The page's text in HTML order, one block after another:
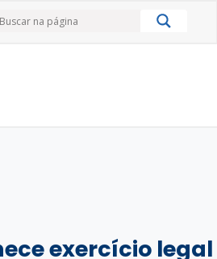
exercício